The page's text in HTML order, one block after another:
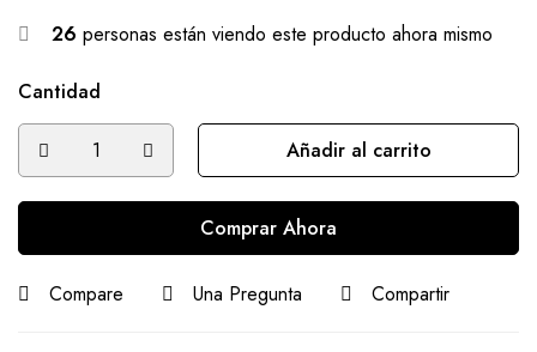
26 personas están viendo este producto ahora mismo
Cantidad
Añadir al carrito
Comprar Ahora
Compare Una Pregunta Compartir